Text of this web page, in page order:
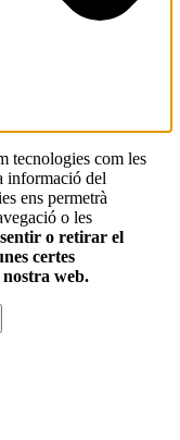
tecnologies com les
informació del
ens permetrà
o les
o retirar el
certes
nostra web.